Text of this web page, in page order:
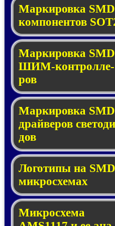
Маркировка SMD
ком­по­нен­тов
Маркировка SMD
ШИМ-кон­трол­ле­
ров
Маркировка SMD
драй­ве­ров
дов
Логотипы на
мик­ро­схе­мах
Микросхема